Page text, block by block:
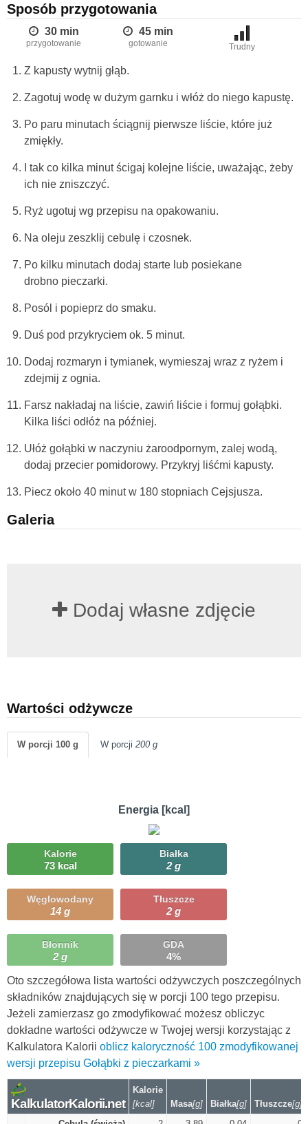
Sposób przygotowania
30 min
przygotowanie
45 min
gotowanie Trudny
Z kapusty wytnij głąb.
Zagotuj wodę w dużym garnku i włóż do niego kapustę.
Po paru minutach ściągnij pierwsze liście, które już
zmiękły.
I tak co kilka minut ścigaj kolejne liście, uważając, żeby
ich nie zniszczyć.
Ryż ugotuj wg przepisu na opakowaniu.
Na oleju zeszklij cebulę i czosnek.
Po kilku minutach dodaj starte lub posiekane
drobno pieczarki.
Posól i popieprz do smaku.
Duś pod przykryciem ok. 5 minut.
Dodaj rozmaryn i tymianek, wymieszaj wraz z ryżem i
zdejmij z ognia.
Farsz nakładaj na liście, zawiń liście i formuj gołąbki.
Kilka liści odłóż na później.
Ułóż gołąbki w naczyniu żaroodpornym, zalej wodą,
dodaj przecier pomidorowy. Przykryj liśćmi kapusty.
Piecz około 40 minut w 180 stopniach Cejsjusza.
Galeria
Dodaj własne zdjęcie
Wartości odżywcze
W porcji 100 g W porcji 200 g
Energia [kcal]
Kalorie
73 kcal
Białka
2 g
Węglowodany
14 g
Tłuszcze
2 g
Błonnik
2 g
GDA
4%
Oto szczegółowa lista wartości odżywczych poszczególnych
składników znajdujących się w porcji 100 tego przepisu.
Jeżeli zamierzasz go zmodyfikować możesz obliczyc
dokładne wartości odżywcze w Twojej wersji korzystając z
Kalkulatora Kalorii oblicz kaloryczność 100 zmodyfikowanej
wersji przepisu Gołąbki z pieczarkami »
KalkulatorKalorii.net
Kalorie
[kcal]
Masa[g] Białka[g] Tłuszcze[g]